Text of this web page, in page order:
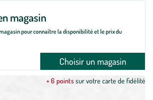
magasin
pour connaître la disponibilité et le prix du
Choisir un magasin
+ 6 pointssur votre carte de fidélité